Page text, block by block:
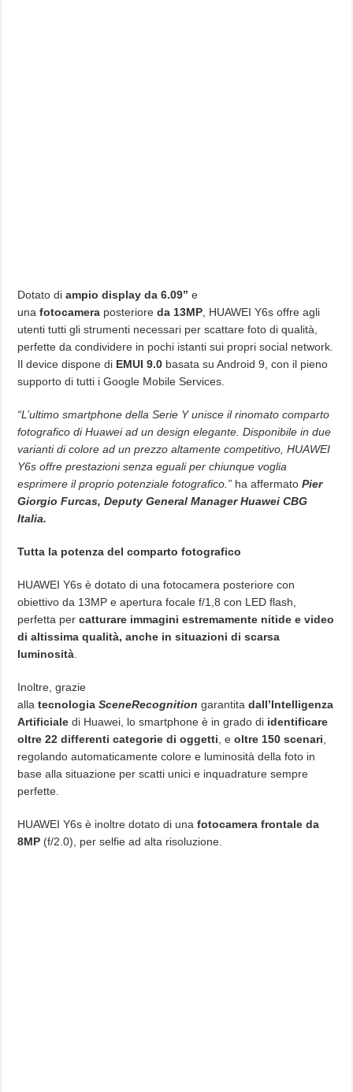
Dotato diampio display da 6.09’’ e
unafotocamera posterioreda 13MP , HUAWEI Y6s offre agli
utenti tutti gli strumenti necessari per scattare foto di qualità,
perfette da condividere in pochi istanti sui propri social network.
Il device dispone di EMUI 9.0 basata su Android 9, con il pieno
supporto di tutti i Google Mobile Services.
“L’ultimo smartphone della Serie Y unisce il rinomato comparto
fotografico di Huawei ad un design elegante. Disponibile in due
varianti di colore ad un prezzo altamente competitivo, HUAWEI
Y6s offre prestazioni senza eguali per chiunque voglia
esprimere il proprio potenziale fotografico.” ha affermato Pier
Giorgio Furcas, Deputy General Manager Huawei CBG
Italia.
Tutta la potenza del comparto fotografico
HUAWEI Y6s è dotato di una fotocamera posteriore con
obiettivo da 13MP e apertura focale f/1,8 con LED flash,
perfetta percatturare immagini estremamente nitide e video
di altissima qualità, anche in situazioni di scarsa
luminosità
Inoltre, grazie
allatecnologiaSceneRecognition garantitadall’Intelligenza
Artificiale di Huawei, lo smartphone è in grado di identificare
oltre 22 differenti categorie di oggetti , eoltre 150 scenari
regolando automaticamente colore e luminosità della foto in
base alla situazione per scatti unici e inquadrature sempre
perfette.
HUAWEI Y6s è inoltre dotato di unafotocamera frontale da
8MP (f/2.0), per selfie ad alta risoluzione.